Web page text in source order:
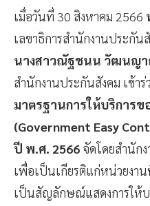
เมื่อวันที่ 30 สิงหาคม 2566
เลขาธิการสำนักงานประกัน
นางสาวณัฐชนน วัฒนญ
สำนักงานประกันสังคม เข้าร่
มาตรฐานการให้บริการข
(Government Easy
ปี พ.ศ. 2566 จัดโดยสำนัก
เพื่อเป็นเกียรติแก่หน่วยงา
เป็นสัญลักษณ์แสดงการให้